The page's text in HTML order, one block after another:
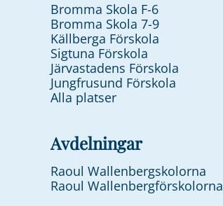
Bromma Skola F-6
Bromma Skola 7-9
Källberga Förskola
Sigtuna Förskola
Järvastadens Förskola
Jungfrusund Förskola
Alla platser
Avdelningar
Raoul Wallenbergskolorna
Raoul Wallenbergförskolorna